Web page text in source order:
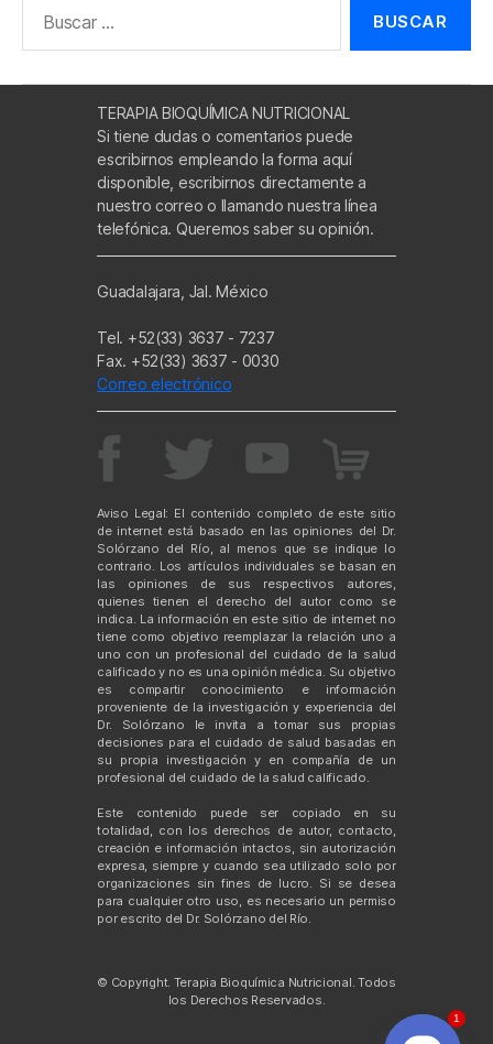
TERAPIA BIOQUÍMICA NUTRICIONAL
Si tiene dudas o comentarios puede
escribirnos empleando la forma aquí
disponible, escribirnos directamente a
nuestro correo o llamando nuestra línea
telefónica. Queremos saber su opinión.
Guadalajara, Jal. México
Tel. +52(33) 3637 - 7237
Fax. +52(33) 3637 - 0030
Correo electrónico
Aviso Legal: El contenido completo de este sitio
de internet está basado en las opiniones del Dr.
Solórzano del Río, al menos que se indique lo
contrario. Los artículos individuales se basan en
las opiniones de sus respectivos autores,
quienes tienen el derecho del autor como se
indica. La información en este sitio de internet no
tiene como objetivo reemplazar la relación uno a
uno con un profesional del cuidado de la salud
calificado y no es una opinión médica. Su objetivo
es compartir conocimiento e información
proveniente de la investigación y experiencia del
Dr. Solórzano le invita a tomar sus propias
decisiones para el cuidado de salud basadas en
su propia investigación y en compañía de un
profesional del cuidado de la salud calificado.
Este contenido puede ser copiado en su
totalidad, con los derechos de autor, contacto,
creación e información intactos, sin autorización
expresa, siempre y cuando sea utilizado solo por
organizaciones sin fines de lucro. Si se desea
para cualquier otro uso, es necesario un permiso
por escrito del Dr. Solórzano del Río.
© Copyright. Terapia Bioquímica Nutricional. Todos
los Derechos Reservados.
1